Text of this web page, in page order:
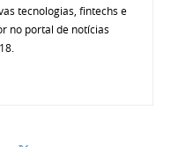
tecnologias, fintechs e
no portal de notícias